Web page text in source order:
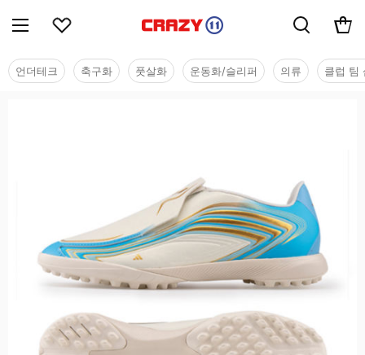
언더테크 축구화 풋살화 운동화/슬리퍼 의류 클럽 팀